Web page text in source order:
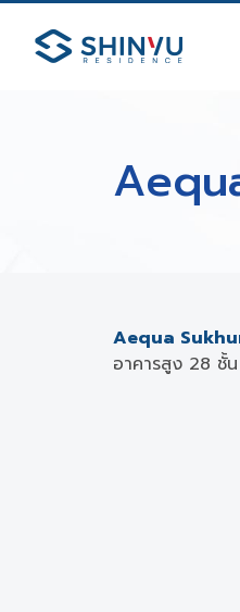
Aequa
อาคารสูง 28 ชั้